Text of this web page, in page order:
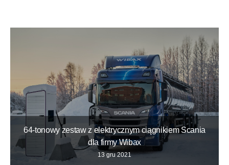
64-tonowy zestaw z elektrycznym ciągnikiem Scania
dla firmy Wibax
13 gru 2021